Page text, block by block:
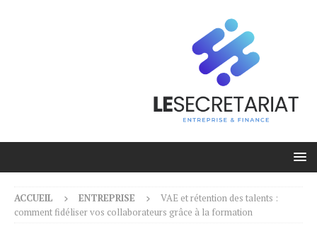
ACCUEIL ENTREPRISE
VAE et rétention des talents :
comment fidéliser vos collaborateurs grâce à la formation